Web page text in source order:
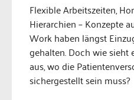
Flexible Arbeitszeiten,
Hierarchien – Konzepte
Work haben längst
gehalten. Doch wie sieht
aus, wo die
sichergestellt sein muss?